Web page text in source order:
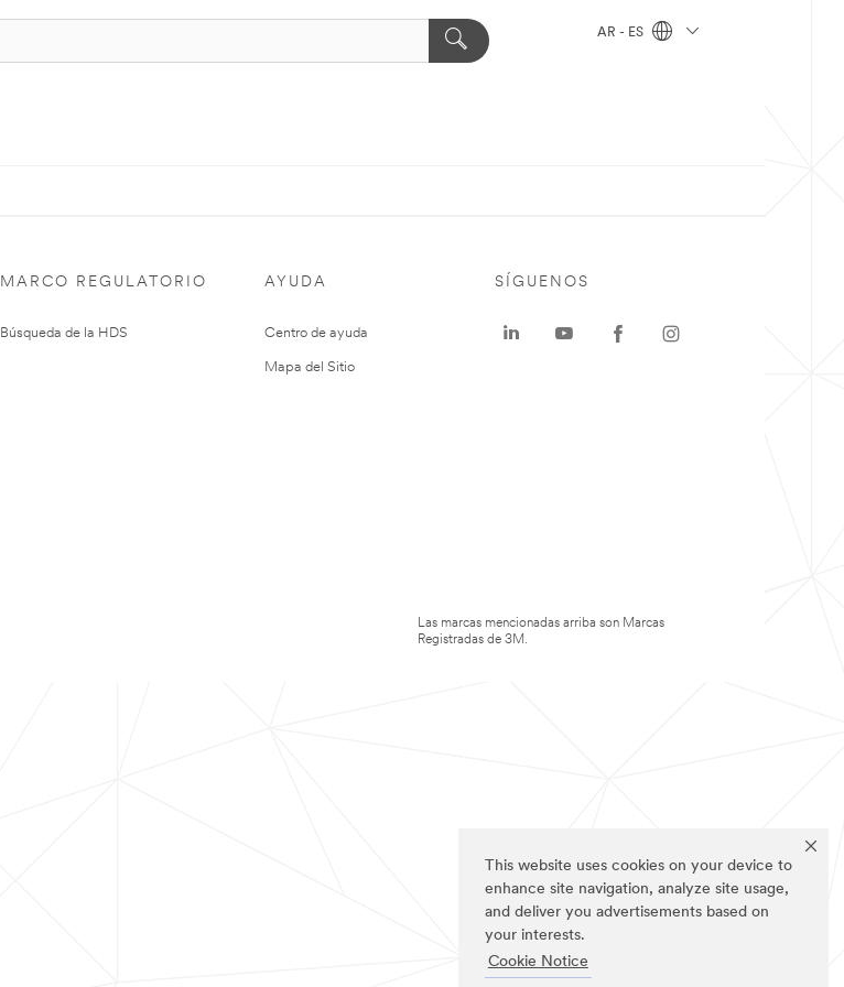
This website uses cookies on your device to
enhance site navigation, analyze site usage,
and deliver you advertisements based on
your interests.
Cookie Notice
AR - ES
MARCO REGULATORIO
Búsqueda de la HDS
AYUDA
Centro de ayuda
Mapa del Sitio
SÍGUENOS
Las marcas mencionadas arriba son Marcas
Registradas de 3M.